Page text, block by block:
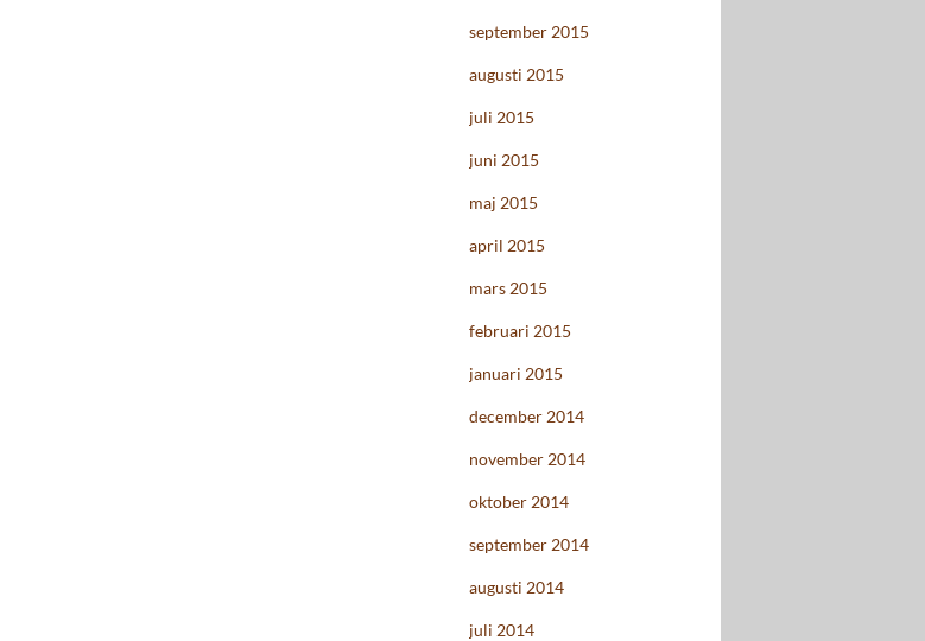
september 2015
augusti 2015
juli 2015
juni 2015
maj 2015
april 2015
mars 2015
februari 2015
januari 2015
december 2014
november 2014
oktober 2014
september 2014
augusti 2014
juli 2014